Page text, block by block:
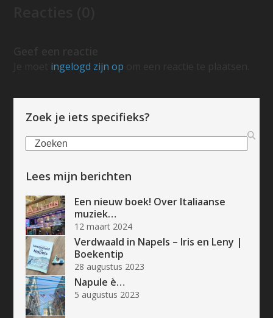
Geef een reactie
ingelogd zijn op
Zoek je iets specifieks?
Zoeken
Lees mijn berichten
Een nieuw boek! Over Italiaanse
muziek…
12 maart 2024
Verdwaald in Napels – Iris en Leny |
Boekentip
28 augustus 2023
Napule è…
5 augustus 2023